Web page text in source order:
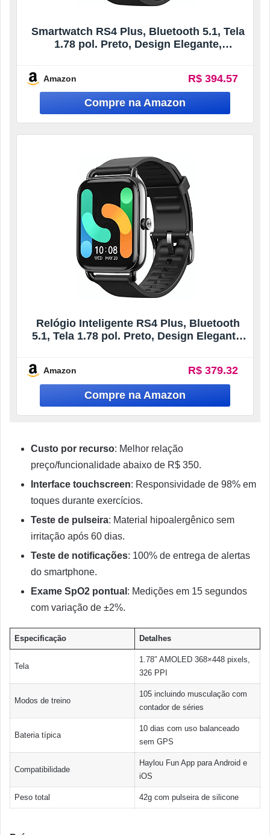
Smartwatch RS4 Plus, Bluetooth 5.1, Tela
1.78 pol. Preto, Design Elegante,
Amazon R$ 394.57
Relógio Inteligente RS4 Plus, Bluetooth
5.1, Tela 1.78 pol. Preto, Design Elegante,
Amazon R$ 379.32
Custo por recurso: Melhor relação
preço/funcionalidade abaixo de R$ 350.
Interface touchscreen: Responsividade de 98% em
toques durante exercícios.
Teste de pulseira: Material hipoalergênico sem
irritação após 60 dias.
Teste de notificações: 100% de entrega de alertas
do smartphone.
Exame SpO2 pontual : Medições em 15 segundos
com variação de ±2%.
Especificação Detalhes
Tela
1.78″ AMOLED 368×448 pixels,
326 PPI
Modos de treino
105 incluindo musculação com
contador de séries
Bateria típica
10 dias com uso balanceado
sem GPS
Compatibilidade
Haylou Fun App para Android e
iOS
Peso total 42g com pulseira de silicone